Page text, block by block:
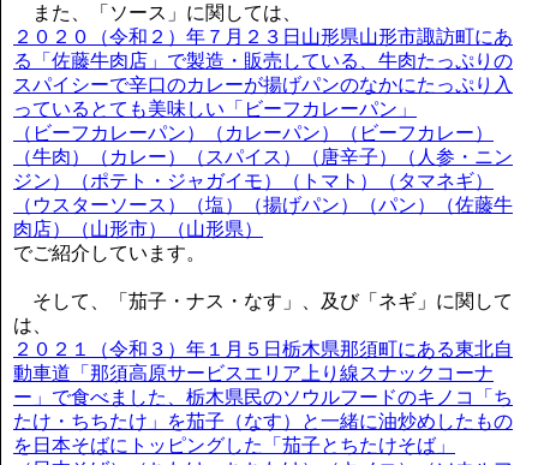
また、「ソース」に関しては、
２０２０（令和２）年７月２３日山形県山形市諏訪町にあ
る「佐藤牛肉店」で製造・販売している、牛肉たっぷりの
スパイシーで辛口のカレーが揚げパンのなかにたっぷり入
っているとても美味しい「ビーフカレーパン」
（ビーフカレーパン）（カレーパン）（ビーフカレー）
（牛肉）（カレー）（スパイス）（唐辛子）（人参・ニン
ジン）（ポテト・ジャガイモ）（トマト）（タマネギ）
（ウスターソース）（塩）（揚げパン）（パン）（佐藤牛
肉店）（山形市）（山形県）
でご紹介しています。
そして、「茄子・ナス・なす」、及び「ネギ」に関して
は、
２０２１（令和３）年１月５日栃木県那須町にある東北自
動車道「那須高原サービスエリア上り線スナックコーナ
ー」で食べました、栃木県民のソウルフードのキノコ「ち
たけ・ちちたけ」を茄子（なす）と一緒に油炒めしたもの
を日本そばにトッピングした「茄子とちたけそば」